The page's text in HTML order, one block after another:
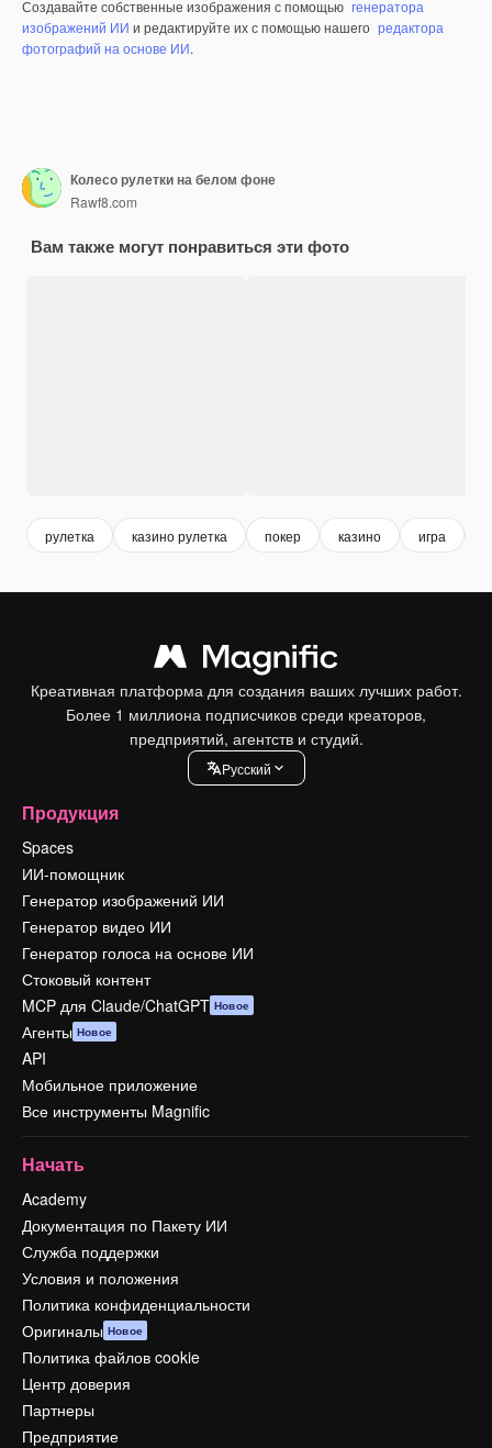
Создавайте собственные изображения с помощью генератора
изображений ИИ и редактируйте их с помощью нашего редактора
фотографий на основе ИИ.
Колесо рулетки на белом фоне
Rawf8.com
Вам также могут понравиться эти фото
рулетка казино рулетка покер казино игра
Креативная платформа для создания ваших лучших работ.
Более 1 миллиона подписчиков среди креаторов,
предприятий, агентств и студий.
Pусский
Продукция
Spaces
ИИ-помощник
Генератор изображений ИИ
Генератор видео ИИ
Генератор голоса на основе ИИ
Стоковый контент
MCP для Claude/ChatGPT Новое
Агенты Новое
API
Мобильное приложение
Все инструменты Magnific
Начать
Academy
Документация по Пакету ИИ
Служба поддержки
Условия и положения
Политика конфиденциальности
Оригиналы Новое
Политика файлов cookie
Центр доверия
Партнеры
Предприятие